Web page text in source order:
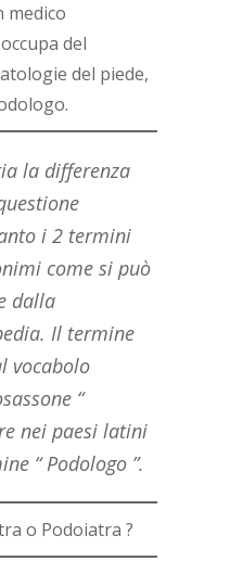
medico
del
del piede,
la differenza
i 2 termini
come si può
dalla
Il termine
vocabolo
“
nei paesi latini
“ Podologo ”.
o Podoiatra ?